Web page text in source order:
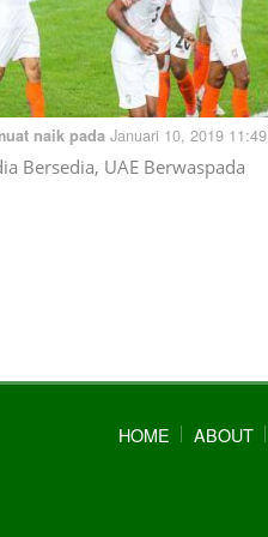
naik pada Januari 10, 2019 11:49
Bersedia, UAE Berwaspada
HOME
ABOUT